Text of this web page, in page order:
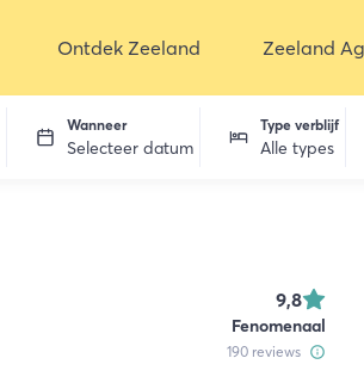
Ontdek Zeeland Zeeland
Wanneer
Selecteer datum
Type verblijf
Alle types
9,8
Fenomenaal
190reviews